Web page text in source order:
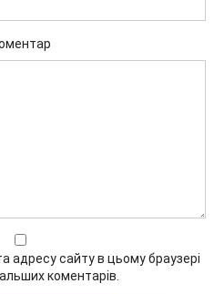
адресу сайту в цьому браузері
коментарів.